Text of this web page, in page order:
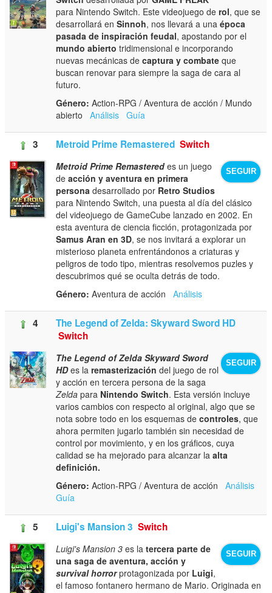
para Nintendo Switch. Este videojuego derol, que se
desarrollará enSinnoh, nos llevará a unaépoca
pasada de inspiración feudal, apostando por el
mundo abierto tridimensional e incorporando
nuevas mecánicas decaptura y combate que
buscan renovar para siempre la saga de cara al
futuro.
Género: Action-RPG / Aventura de acción / Mundo
abiertoAnálisis Guía
3 Metroid Prime Remastered Switch
SEGUIR
Metroid Prime Remasteredes un juego
deacción y aventura en primera
persona desarrollado por Retro Studios
para Nintendo Switch, una puesta al día del clásico
del videojuego de GameCube lanzado en 2002. En
esta aventura de ciencia ficción, protagonizada por
Samus Aran en 3D, se nos invitará a explorar un
misterioso planeta enfrentándonos a criaturas y
peligros de todo tipo, mientras resolvemos puzles y
descubrimos qué se oculta detrás de todo.
Género: Aventura de acciónAnálisis
4
The Legend of Zelda: Skyward Sword HD
Switch
SEGUIR
The Legend of Zelda Skyward Sword
HDes laremasterización del juego de rol
y acción en tercera persona de la saga
Zelda para Nintendo Switch. Esta versión incluye
varios cambios con respecto al original, algo que se
nota sobre todo en los esquemas decontroles, que
ahora permiten jugarlo también sin necesidad de
control por movimiento, y en los gráficos, cuya
calidad se ha mejorado para alcanzar la alta
definición.
Género: Action-RPG / Aventura de acciónAnálisis
Guía
5 Luigi's Mansion 3 Switch
SEGUIR
Luigi's Mansion 3 es latercera parte de
una saga de aventura, acción y
survival horrorprotagonizada por Luigi,
el famoso fontanero hermano de Mario. Originada en